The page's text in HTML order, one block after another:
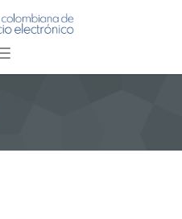
Toggle navigation